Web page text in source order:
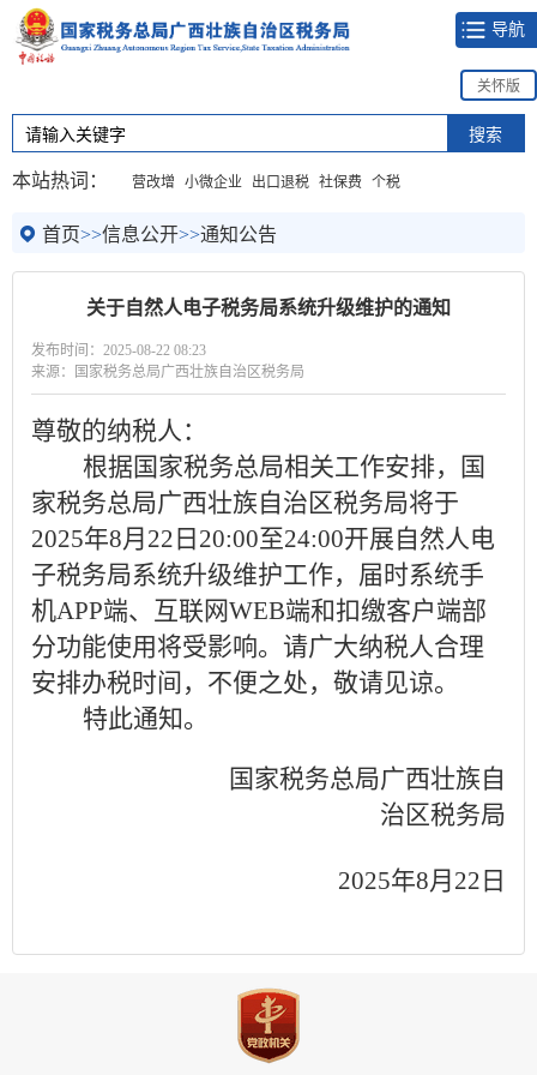
导航
关怀版
本站热词： 营改增 小微企业 出口退税 社保费 个税
首页>>信息公开>>通知公告
关于自然人电子税务局系统升级维护的通知
发布时间：2025-08-22 08:23
来源：国家税务总局广西壮族自治区税务局
尊敬的纳税人：
根据国家税务总局相关工作安排，国
家税务总局广西壮族自治区税务局将于
2025年8月 22 日 20:00至24:00开展自然人电
子税务局系统升级维护工作，届时系统手
机APP端、互联网WEB端和扣缴客户端部
分功能使用将受影响。请广大纳税人合理
安排办税时间，不便之处，敬请见谅。
特此通知。
国家税务总局广西壮族自
治区税务局
2025年8月 22 日